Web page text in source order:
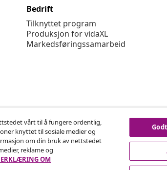
Bedrift
Tilknyttet program
Produksjon for vidaXL
Markedsføringssamarbeid
vårt til å fungere ordentlig,
knyttet til sosiale medier og
om din bruk av nettstedet
reklame og
OM